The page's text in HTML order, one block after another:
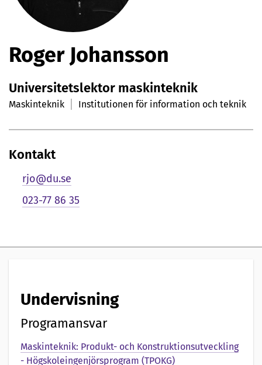
P
e
r
s
o
Roger Johansson
Universitetslektor maskinteknik
Maskinteknik Institutionen för information och teknik
Kontakt
rjo@du.se
023-77 86 35
Undervisning
Programansvar
Maskinteknik: Produkt- och Konstruktionsutveckling
- Högskoleingenjörsprogram (TPOKG)